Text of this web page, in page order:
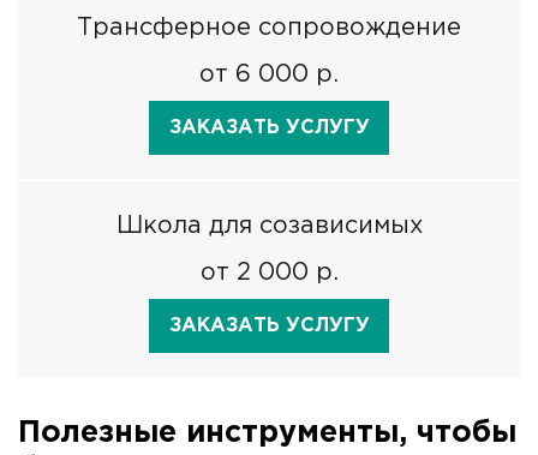
Трансферное сопровождение
от 6 000 р.
ЗАКАЗАТЬ УСЛУГУ
Школа для созависимых
от 2 000 р.
ЗАКАЗАТЬ УСЛУГУ
Полезные инструменты, чтобы